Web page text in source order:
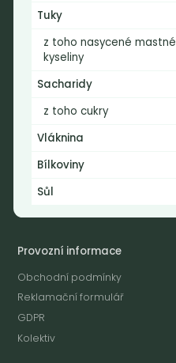
Jaromírova 495/16
Praha 2 - Nusle
128 00
Tel.: (+420) 723 736 413
Email:info@nebaleno.eu
Otevírací doba
Pondělí - Pátek 12:00 - 19:30
Sobota 10:00 - 16:00
Neděle - zavřeno
Provozní informace
Obchodní podmínky
Reklamační formulář
GDPR
Kolektiv
Tuky
z toho nasycené mastné
kyseliny
Sacharidy
z toho cukry
Vláknina
Bílkoviny
Sůl